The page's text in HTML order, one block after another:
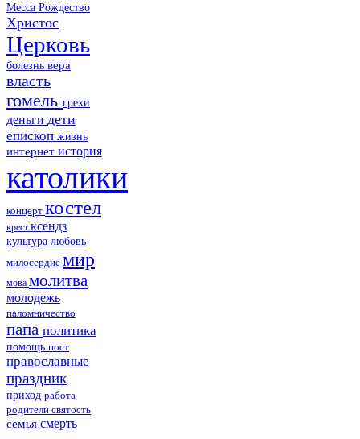
Месса Рождество
Христос
Церковь
болезнь вера
власть
гомель грехи
деньги дети
епископ жизнь
интернет история
католики
концерт костел
крест ксендз
культура любовь
милосердие мир
мова молитва
молодежь
паломничество
папа политика
помощь пост
православные
праздник
приход работа
родители святость
семья смерть